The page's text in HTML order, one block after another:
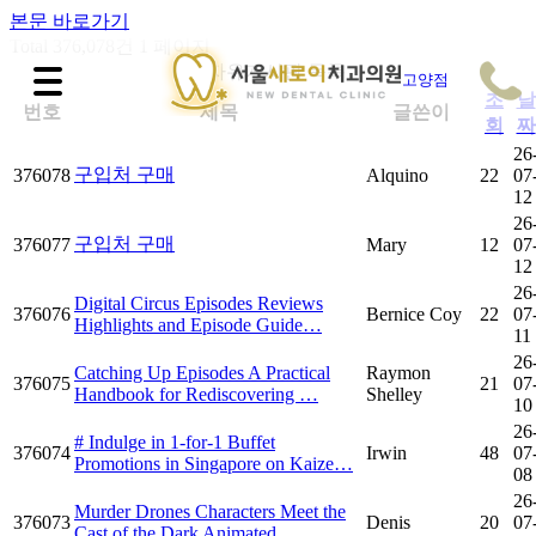
본문 바로가기
1 페이지
자유게시판 목록
번호
제목 글쓴이
조
회
날
짜
376078 구입처 구매 Alquino 22
12
376077 구입처 구매 Mary 12
12
376076
Digital Circus Episodes Reviews
Highlights and Episode Guide…
Bernice Coy 22
11
376075
Catching Up Episodes A Practical
Handbook for Rediscovering …
Raymon
Shelley
21
10
376074
# Indulge in 1-for-1 Buffet
Promotions in Singapore on Kaize…
Irwin 48
08
376073
Murder Drones Characters Meet the
Denis 20